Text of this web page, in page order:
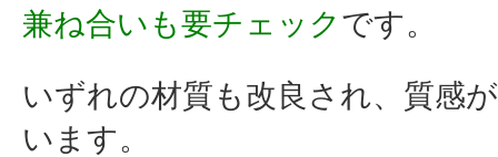
兼ね合いも要チェック です。
いずれの材質も改良され、質感
います。